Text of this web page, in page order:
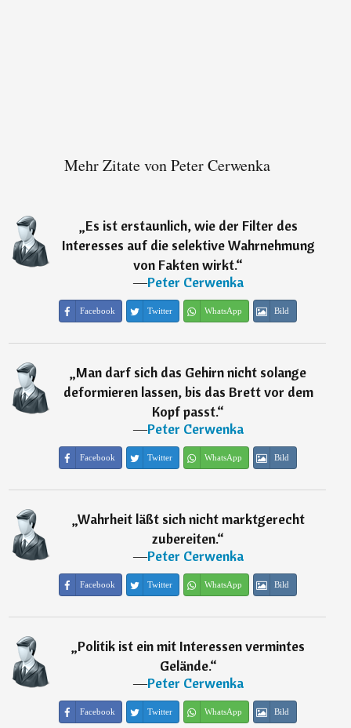
Mehr Zitate von Peter Cerwenka
„Es ist erstaunlich, wie der Filter des
Interesses auf die selektive Wahrnehmung
von Fakten wirkt.“
―Peter Cerwenka
Facebook Twitter WhatsApp Bild
„Man darf sich das Gehirn nicht solange
deformieren lassen, bis das Brett vor dem
Kopf passt.“
―Peter Cerwenka
Facebook Twitter WhatsApp Bild
„Wahrheit läßt sich nicht marktgerecht
zubereiten.“
―Peter Cerwenka
Facebook Twitter WhatsApp Bild
„Politik ist ein mit Interessen vermintes
Gelände.“
―Peter Cerwenka
Facebook Twitter WhatsApp Bild